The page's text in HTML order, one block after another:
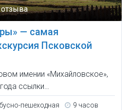
— самая
Псковской
имении «Михайловское»,
ссылки…
пешеходная 9 часов